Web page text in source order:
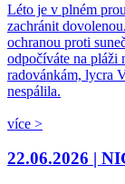
Léto je v plném
zachránit
ochranou proti
odpočíváte na pláži
radovánkám, lycra
nespálila.
více >
22.06.2026 |